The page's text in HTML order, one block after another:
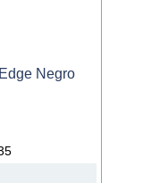
Negro